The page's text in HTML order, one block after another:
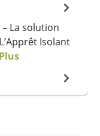
La solution
Isolant
Plus